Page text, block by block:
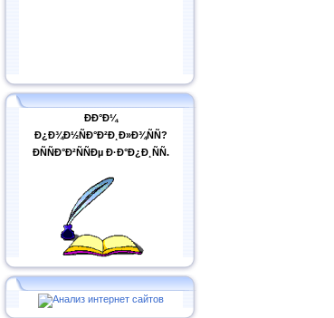
ÐÐ°Ð¼
Ð¿Ð¾Ð½ÑÐ°Ð²Ð¸Ð»Ð¾ÑÑ?
ÐÑÑÐ°Ð²ÑÑÐµ Ð·Ð°Ð¿Ð¸ÑÑ.